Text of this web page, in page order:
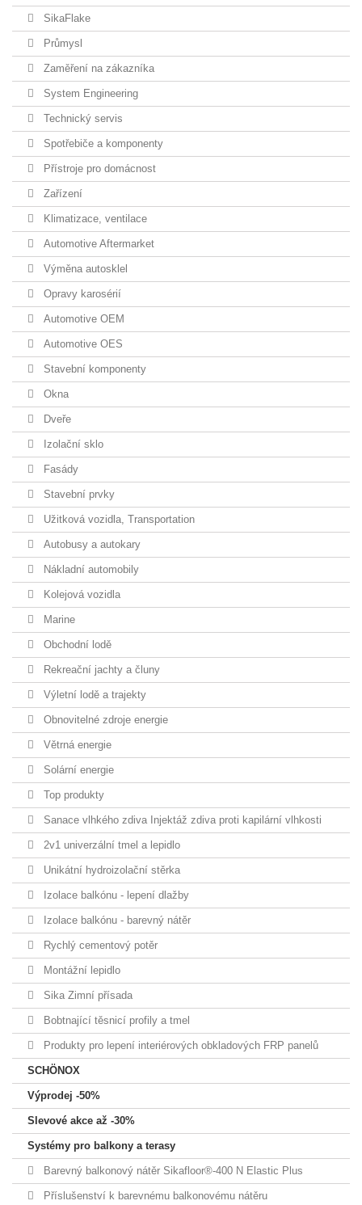
SikaFlake
Průmysl
Zaměření na zákazníka
System Engineering
Technický servis
Spotřebiče a komponenty
Přístroje pro domácnost
Zařízení
Klimatizace, ventilace
Automotive Aftermarket
Výměna autosklel
Opravy karosérií
Automotive OEM
Automotive OES
Stavební komponenty
Okna
Dveře
Izolační sklo
Fasády
Stavební prvky
Užitková vozidla, Transportation
Autobusy a autokary
Nákladní automobily
Kolejová vozidla
Marine
Obchodní lodě
Rekreační jachty a čluny
Výletní lodě a trajekty
Obnovitelné zdroje energie
Větrná energie
Solární energie
Top produkty
Sanace vlhkého zdiva Injektáž zdiva proti kapilární vlhkosti
2v1 univerzální tmel a lepidlo
Unikátní hydroizolační stěrka
Izolace balkónu - lepení dlažby
Izolace balkónu - barevný nátěr
Rychlý cementový potěr
Montážní lepidlo
Sika Zimní přísada
Bobtnající těsnicí profily a tmel
Produkty pro lepení interiérových obkladových FRP panelů
SCHÖNOX
Výprodej -50%
Slevové akce až -30%
Systémy pro balkony a terasy
Barevný balkonový nátěr Sikafloor®-400 N Elastic Plus
Příslušenství k barevnému balkonovému nátěru